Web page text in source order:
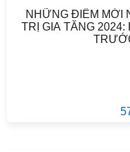
NHỮNG ĐIỂM MỚI
TRỊ GIA TĂNG